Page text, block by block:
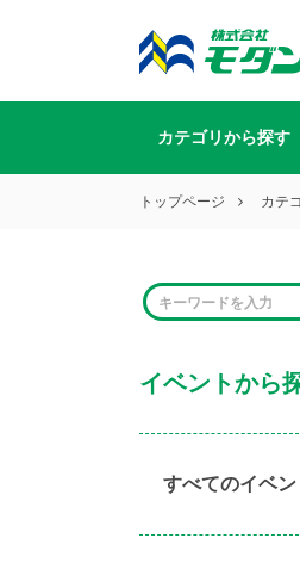
カテゴリから探す
トップページ カテ
イベントから
すべてのイベン